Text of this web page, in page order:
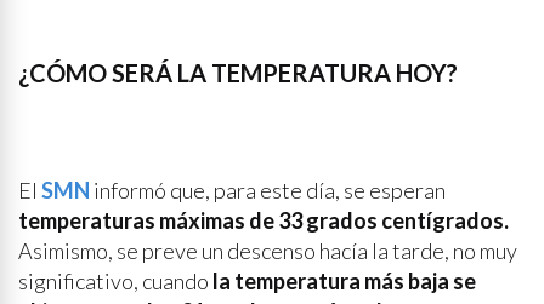
¿CÓMO SERÁ LA TEMPERATURA HOY?
El SMN informó que, para este día, se esperan
temperaturas máximas de 33 grados centígrados.
Asimismo, se preve un descenso hacía la tarde, no muy
significativo, cuando la temperatura más baja se